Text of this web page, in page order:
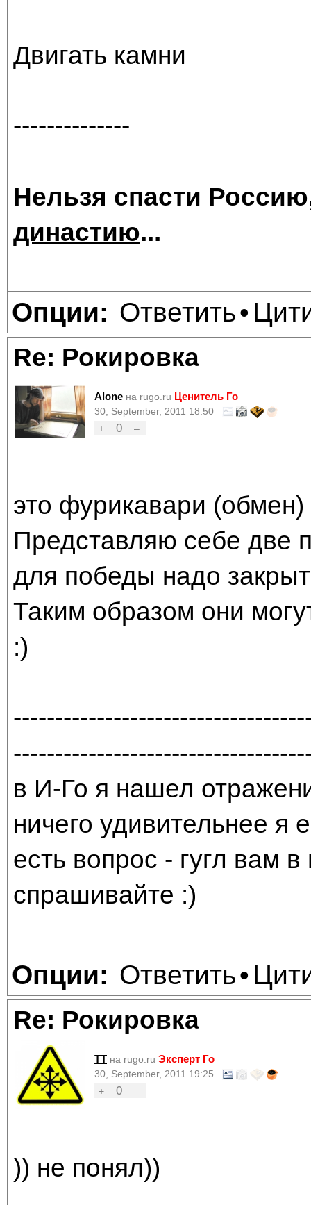
Двигать камни
--------------
Нельзя спасти
династию...
Опции: Ответить•
Re: Рокировка
Alone на rugo.ru Ценитель Го
30, September, 2011 18:50
+
0 –
это фурикавари (обмен)
Представляю себе две
для победы надо
Таким образом они
:)
в И-Го я нашел
ничего удивительнее я
есть вопрос - гугл вам
спрашивайте :)
Опции: Ответить•
Re: Рокировка
TT на rugo.ru Эксперт Го
30, September, 2011 19:25
+
0 –
)) не понял))